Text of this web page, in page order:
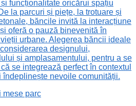
funcționalitate oricărui spațiu
la parcuri și piețe, la trotuare și
băncile invită la interacțiune
oferă o pauză binevenită în
urbane. Alegerea băncii ideale
designului,
și amplasamentului, pentru a se
se integrează perfect în contextul
îndeplinește nevoile comunității.
mese parc